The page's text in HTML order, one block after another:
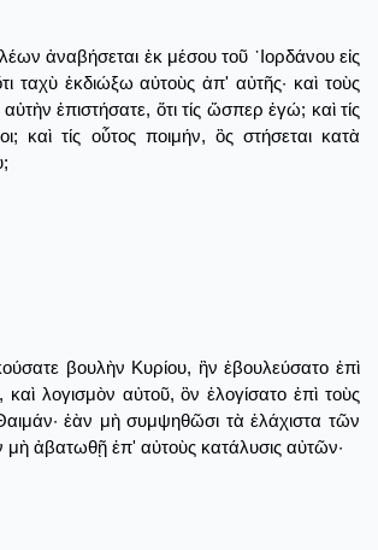
ἀναβήσεται ἐκ μέσου τοῦ ᾿Ιορδάνου εἰς
ταχὺ ἐκδιώξω αὐτοὺς ἀπ' αὐτῆς· καὶ τοὺς
ἐπιστήσατε, ὅτι τίς ὥσπερ ἐγώ; καὶ τίς
καὶ τίς οὗτος ποιμήν, ὃς στήσεται κατὰ
βουλὴν Κυρίου, ἣν ἐβουλεύσατο ἐπὶ
καὶ λογισμὸν αὐτοῦ, ὃν ἐλογίσατο ἐπὶ τοὺς
ἐὰν μὴ συμψηθῶσι τὰ ἐλάχιστα τῶν
ἀβατωθῇ ἐπ' αὐτοὺς κατάλυσις αὐτῶν·